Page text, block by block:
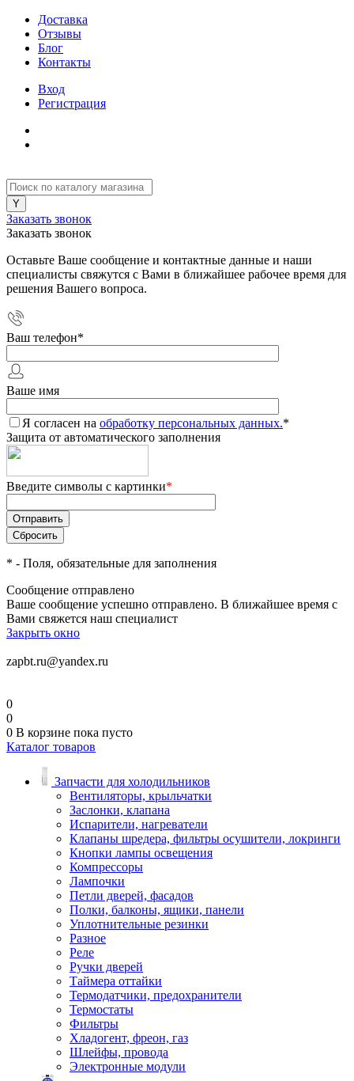
Доставка
Отзывы
Блог
Контакты
Вход
Регистрация
Заказать звонок
Заказать звонок
Оставьте Ваше сообщение и контактные данные и наши
специалисты свяжутся с Вами в ближайшее рабочее время для
решения Вашего вопроса.
Ваш телефон*
Ваше имя
Я согласен на обработку персональных данных.*
Защита от автоматического заполнения
Введите символы с картинки*
* - Поля, обязательные для заполнения
Сообщение отправлено
Ваше сообщение успешно отправлено. В ближайшее время с
Вами свяжется наш специалист
Закрыть окно
zapbt.ru@yandex.ru
0
0
0 В корзине пока пусто
Каталог товаров
Запчасти для холодильников
Вентиляторы, крыльчатки
Заслонки, клапана
Испарители, нагреватели
Клапаны шредера, фильтры осушители, локринги
Кнопки лампы освещения
Компрессоры
Лампочки
Петли дверей, фасадов
Полки, балконы, ящики, панели
Уплотнительные резинки
Разное
Реле
Ручки дверей
Таймера оттайки
Термодатчики, предохранители
Термостаты
Фильтры
Хладогент, фреон, газ
Шлейфы, провода
Электронные модули